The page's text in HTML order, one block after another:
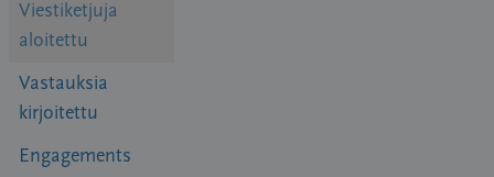
Viestiketjuja
aloitettu
Vastauksia
kirjoitettu
Engagements